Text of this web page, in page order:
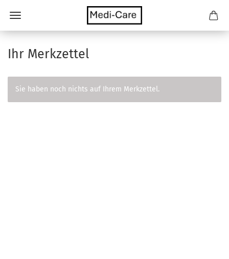
Ihr Merkzettel
Sie haben noch nichts auf Ihrem Merkzettel.